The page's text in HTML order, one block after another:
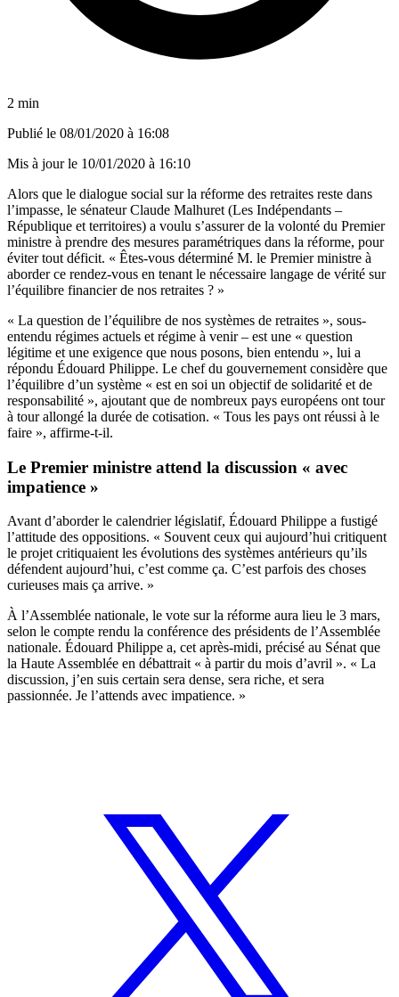
2 min
Publié le 08/01/2020 à 16:08
Mis à jour le 10/01/2020 à 16:10
Alors que le dialogue social sur la réforme des retraites reste dans
l’impasse, le sénateur Claude Malhuret (Les Indépendants –
République et territoires) a voulu s’assurer de la volonté du Premier
ministre à prendre des mesures paramétriques dans la réforme, pour
éviter tout déficit. « Êtes-vous déterminé M. le Premier ministre à
aborder ce rendez-vous en tenant le nécessaire langage de vérité sur
l’équilibre financier de nos retraites ? »
« La question de l’équilibre de nos systèmes de retraites », sous-
entendu régimes actuels et régime à venir – est une « question
légitime et une exigence que nous posons, bien entendu », lui a
répondu Édouard Philippe. Le chef du gouvernement considère que
l’équilibre d’un système « est en soi un objectif de solidarité et de
responsabilité », ajoutant que de nombreux pays européens ont tour
à tour allongé la durée de cotisation. « Tous les pays ont réussi à le
faire », affirme-t-il.
Le Premier ministre attend la discussion « avec
impatience »
Avant d’aborder le calendrier législatif, Édouard Philippe a fustigé
l’attitude des oppositions. « Souvent ceux qui aujourd’hui critiquent
le projet critiquaient les évolutions des systèmes antérieurs qu’ils
défendent aujourd’hui, c’est comme ça. C’est parfois des choses
curieuses mais ça arrive. »
À l’Assemblée nationale, le vote sur la réforme aura lieu le 3 mars,
selon le compte rendu la conférence des présidents de l’Assemblée
nationale. Édouard Philippe a, cet après-midi, précisé au Sénat que
la Haute Assemblée en débattrait « à partir du mois d’avril ». « La
discussion, j’en suis certain sera dense, sera riche, et sera
passionnée. Je l’attends avec impatience. »